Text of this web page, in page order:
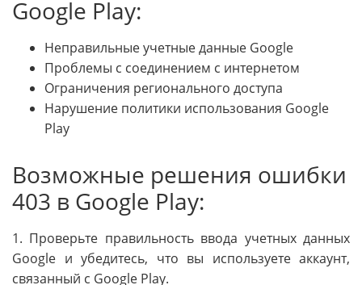
Google Play:
Неправильные учетные данные Google
Проблемы с соединением с интернетом
Ограничения регионального доступа
Нарушение политики использования Google
Play
Возможные решения ошибки
403 в Google Play:
1. Проверьте правильность ввода учетных данных
Google и убедитесь, что вы используете аккаунт,
связанный с Google Play.